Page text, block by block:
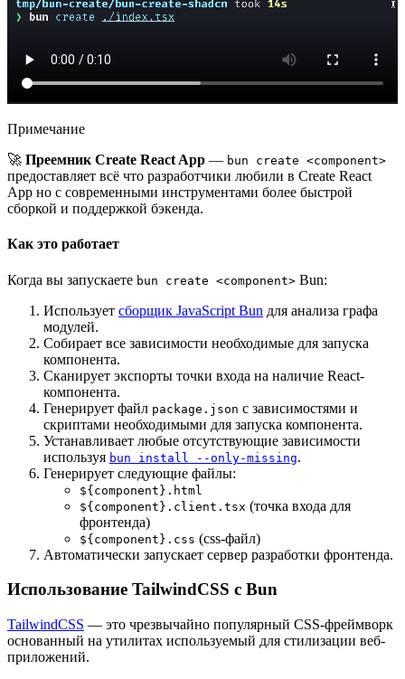
Примечание
🚀 Преемник Create React App — bun create <component>
предоставляет всё что разработчики любили в Create React
App но с современными инструментами более быстрой
сборкой и поддержкой бэкенда.
Как это работает
Когда вы запускаете bun create <component> Bun:
Использует сборщик JavaScript Bun для анализа графа
модулей.
Собирает все зависимости необходимые для запуска
компонента.
Сканирует экспорты точки входа на наличие React-
компонента.
Генерирует файл package.json с зависимостями и
скриптами необходимыми для запуска компонента.
Устанавливает любые отсутствующие зависимости
используя bun install --only-missing.
Генерирует следующие файлы:
${component}.html
${component}.client.tsx (точка входа для
фронтенда)
${component}.css (css-файл)
Автоматически запускает сервер разработки фронтенда.
Использование TailwindCSS с Bun
TailwindCSS — это чрезвычайно популярный CSS-фреймворк
основанный на утилитах используемый для стилизации веб-
приложений.